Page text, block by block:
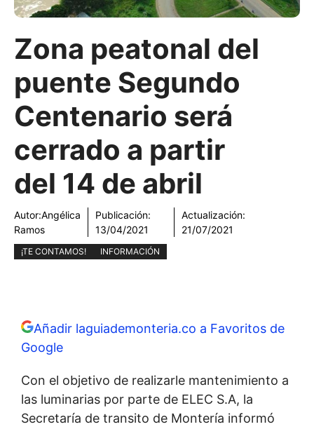
Zona peatonal del
puente Segundo
Centenario será
cerrado a partir
del 14 de abril
Autor:Angélica
Ramos
Publicación:
13/04/2021
Actualización:
21/07/2021
¡TE CONTAMOS! INFORMACIÓN
Añadir laguiademonteria.co a Favoritos de
Google
Con el objetivo de realizarle mantenimiento a
las luminarias por parte de ELEC S.A, la
Secretaría de transito de Montería informó